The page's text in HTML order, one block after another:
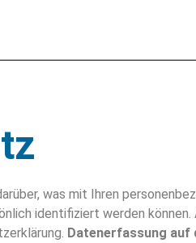
was mit Ihren
identifiziert werden
Datenerfassung auf